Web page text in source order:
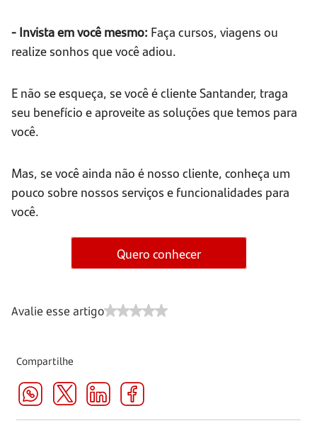
- Invista em você mesmo: Faça cursos, viagens ou
realize sonhos que você adiou.
E não se esqueça, se você é cliente Santander, traga
seu benefício e aproveite as soluções que temos para
você.
Mas, se você ainda não é nosso cliente, conheça um
pouco sobre nossos serviços e funcionalidades para
você.
Quero conhecer
Avalie esse artigo
Compartilhe